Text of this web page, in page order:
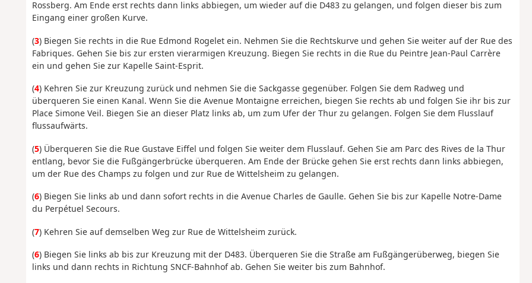
Rossberg. Am Ende erst rechts dann links abbiegen, um wieder auf die D483 zu gelangen, und folgen dieser bis zum
Eingang einer großen Kurve.
(3) Biegen Sie rechts in die Rue Edmond Rogelet ein. Nehmen Sie die Rechtskurve und gehen Sie weiter auf der Rue des
Fabriques. Gehen Sie bis zur ersten vierarmigen Kreuzung. Biegen Sie rechts in die Rue du Peintre Jean-Paul Carrère
ein und gehen Sie zur Kapelle Saint-Esprit.
(4) Kehren Sie zur Kreuzung zurück und nehmen Sie die Sackgasse gegenüber. Folgen Sie dem Radweg und
überqueren Sie einen Kanal. Wenn Sie die Avenue Montaigne erreichen, biegen Sie rechts ab und folgen Sie ihr bis zur
Place Simone Veil. Biegen Sie an dieser Platz links ab, um zum Ufer der Thur zu gelangen. Folgen Sie dem Flusslauf
flussaufwärts.
(5) Überqueren Sie die Rue Gustave Eiffel und folgen Sie weiter dem Flusslauf. Gehen Sie am Parc des Rives de la Thur
entlang, bevor Sie die Fußgängerbrücke überqueren. Am Ende der Brücke gehen Sie erst rechts dann links abbiegen,
um der Rue des Champs zu folgen und zur Rue de Wittelsheim zu gelangen.
(6) Biegen Sie links ab und dann sofort rechts in die Avenue Charles de Gaulle. Gehen Sie bis zur Kapelle Notre-Dame
du Perpétuel Secours.
(7) Kehren Sie auf demselben Weg zur Rue de Wittelsheim zurück.
(6) Biegen Sie links ab bis zur Kreuzung mit der D483. Überqueren Sie die Straße am Fußgängerüberweg, biegen Sie
links und dann rechts in Richtung SNCF-Bahnhof ab. Gehen Sie weiter bis zum Bahnhof.